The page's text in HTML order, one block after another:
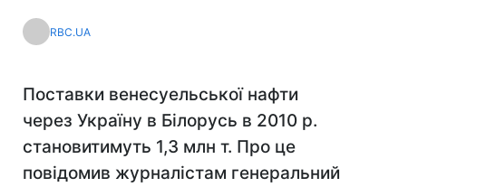
RBC.UA
Поставки венесуельської нафти
через Україну в Білорусь в 2010 р.
становитимуть 1,3 млн т. Про це
повідомив журналістам генеральний